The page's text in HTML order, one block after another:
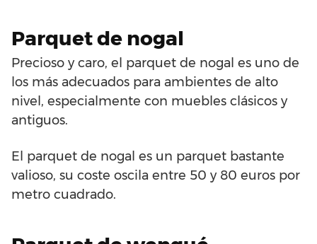
Parquet de nogal
Precioso y caro, el parquet de nogal es uno de
los más adecuados para ambientes de alto
nivel, especialmente con muebles clásicos y
antiguos.
El parquet de nogal es un parquet bastante
valioso, su coste oscila entre 50 y 80 euros por
metro cuadrado.